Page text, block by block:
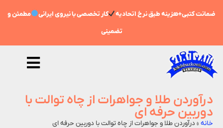
ضمانت کتبی+هزینه طبق نرخ اتحادیه کار تخصصی با نیروی ایرانی مطمئن و
تضمینی
درآوردن طلا و جواهرات از چاه توالت با
دوربین حرفه ای
خانه » درآوردن طلا و جواهرات از چاه توالت با دوربین حرفه ای